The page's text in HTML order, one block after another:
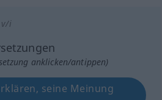
v/i
anklicken/antippen)
seine Meinung